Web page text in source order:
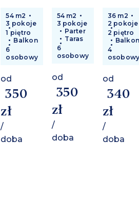
54 m2
3 pokoje
1 piętro
Balkon
6
osobowy
od
350
zł
/
doba
54 m2
3 pokoje
Parter
Taras
6
osobowy
od
350
zł
/
doba
36 m2
2 pokoje
2 piętro
4
od
340
zł
/
doba